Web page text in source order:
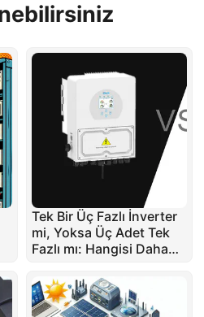
Tek Bir Üç Fazlı İnverter
mi, Yoksa Üç Adet Tek
Fazlı mı: Hangisi Daha